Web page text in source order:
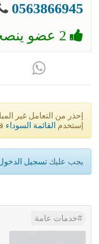
0563866945
إحذر من التعامل غير
إستخدم القائمة السوداء
يجب عليك تسجيل
خدمات عامة